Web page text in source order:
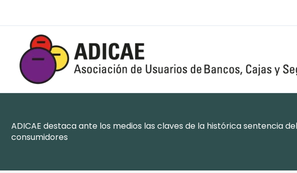
contenido
ADICAE destaca ante los medios las claves de la histórica sentencia
consumidores